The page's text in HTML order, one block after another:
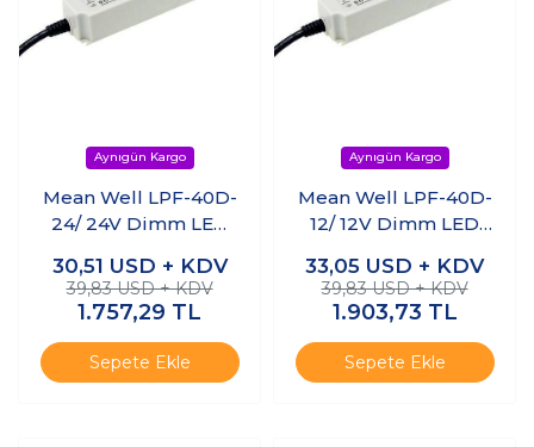
Mean Well LPF-40D-
24/ 24V Dimm LED
30,51 USD + KDV
39,83 USD + KDV
1.757,29 TL
Sepete Ekle
Mean Well LPF-40D-
12/ 12V Dimm LED
33,05 USD + KDV
39,83 USD + KDV
1.903,73 TL
Sepete Ekle